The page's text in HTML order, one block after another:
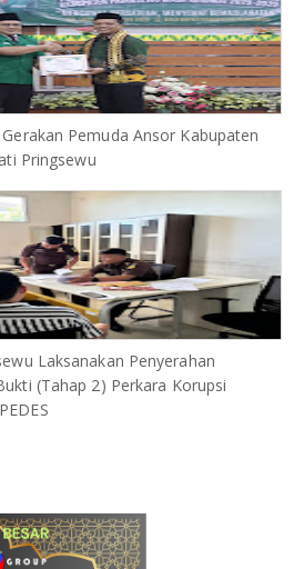
Pemuda Ansor Kabupaten
Pringsewu
Laksanakan Penyerahan
(Tahap 2) Perkara Korupsi